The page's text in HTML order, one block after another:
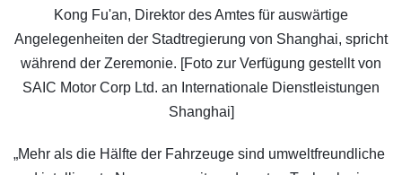
Kong Fu'an, Direktor des Amtes für auswärtige
Angelegenheiten der Stadtregierung von Shanghai, spricht
während der Zeremonie. [Foto zur Verfügung gestellt von
SAIC Motor Corp Ltd. an Internationale Dienstleistungen
Shanghai]
„Mehr als die Hälfte der Fahrzeuge sind umweltfreundliche